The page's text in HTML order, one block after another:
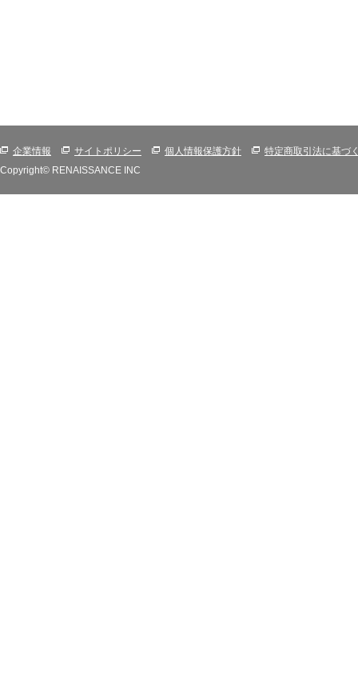
企業情報 サイトポリシー 個人情報保護方針
特定商取引法に基づ
Copyright© RENAISSANCE INC